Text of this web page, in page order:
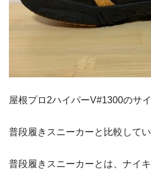
屋根プロ2ハイパーV#1300のサイ
普段履きスニーカーと比較してい
普段履きスニーカーとは、ナイ